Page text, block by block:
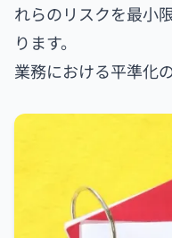
れらのリスクを最小
ります。
業務における平準化